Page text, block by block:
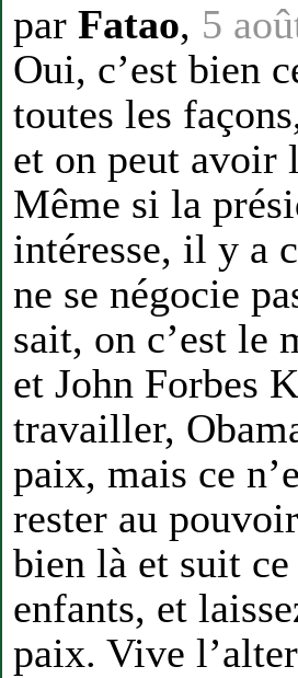
par Fatao, 5
Oui, c’est bien
toutes les
et on peut avoir
Même si la
intéresse, il y a
ne se négocie
sait, on c’est le
et John Forbes
travailler,
paix, mais ce
rester au
bien là et suit
enfants, et
paix. Vive